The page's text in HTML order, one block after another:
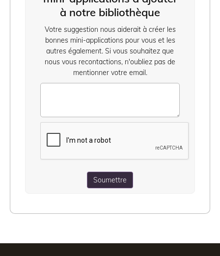
à notre bibliothèque
Votre suggestion nous aiderait à créer les
bonnes mini-applications pour vous et les
autres également. Si vous souhaitez que
nous vous recontactions, n'oubliez pas de
mentionner votre email.
Soumettre